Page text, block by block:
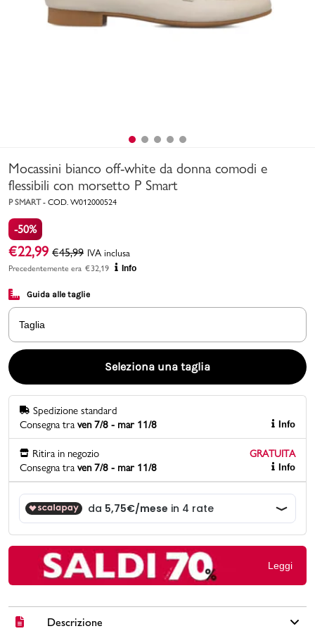
Bambino
Marchi
Promo & News
contatti
Gift card
Mocassini bianco off-white da donna comodi e
flessibili con morsetto P Smart
P SMART- COD. W012000524
-50%
€22,99 €45,99 IVA inclusa
Precedentemente era €32,19 Info
Guida alle taglie
Taglia
Seleziona una taglia
Spedizione standard
Consegna tra ven 7/8 - mar 11/8 Info
Ritira in negozio
GRATUITA
Consegna tra ven 7/8 - mar 11/8 Info
Leggi
Descrizione